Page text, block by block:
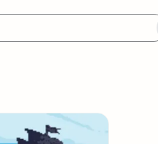
語言 整合行銷公關
CRM GoogleAnalytics